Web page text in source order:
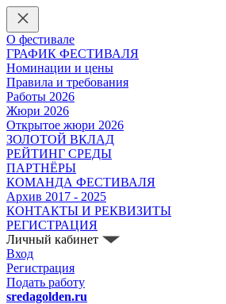
О фестивале
ГРАФИК ФЕСТИВАЛЯ
Номинации и цены
Правила и требования
Работы 2026
Жюри 2026
Открытое жюри 2026
ЗОЛОТОЙ ВКЛАД
РЕЙТИНГ СРЕДЫ
ПАРТНЁРЫ
КОМАНДА ФЕСТИВАЛЯ
Архив 2017 - 2025
КОНТАКТЫ И РЕКВИЗИТЫ
РЕГИСТРАЦИЯ
Личный кабинет
Вход
Регистрация
Подать работу
sredagolden.ru